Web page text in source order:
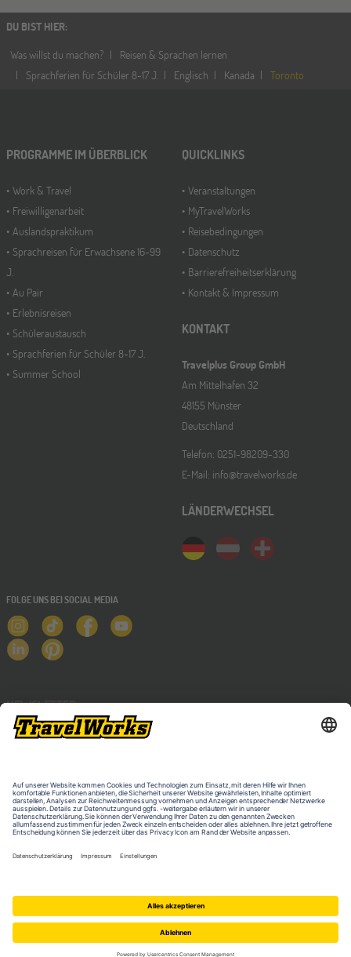
DU BIST HIER:
Was willst du machen?
Reisen & Sprachen lernen
Sprachferien für Schüler 8-17 J.
Englisch Kanada Toronto
PROGRAMME IM ÜBERBLICK
Work & Travel
Freiwilligenarbeit
Auslandspraktikum
Sprachreisen für Erwachsene 16-99
J.
Au Pair
Erlebnisreisen
Schüleraustausch
Sprachferien für Schüler 8-17 J.
Summer School
QUICKLINKS
Veranstaltungen
MyTravelWorks
Reisebedingungen
Datenschutz
Barrierefreiheitserklärung
Kontakt & Impressum
KONTAKT
Travelplus Group GmbH
Am Mittelhafen 32
48155 Münster
Deutschland
Telefon: 0251-98209-330
E-Mail: info@travelworks.de
LÄNDERWECHSEL
FOLGE UNS BEI SOCIAL MEDIA
NEWSLETTER